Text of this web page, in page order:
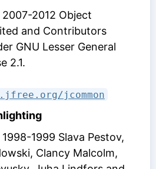
2012 Object
and Contributors
GNU Lesser General
2.1.
jcommon
1999 Slava Pestov,
Clancy Malcolm,